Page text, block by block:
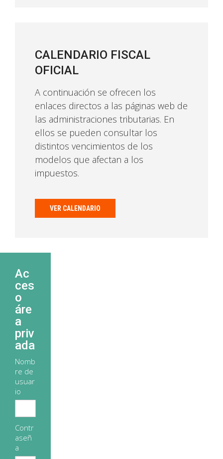
CALENDARIO FISCAL
OFICIAL
A continuación se ofrecen los
enlaces directos a las páginas web de
las administraciones tributarias. En
ellos se pueden consultar los
distintos vencimientos de los
modelos que afectan a los
impuestos.
VER CALENDARIO
Ac
ces
o
áre
a
priv
ada
Nomb
re de
usuar
io
Contr
aseñ
a